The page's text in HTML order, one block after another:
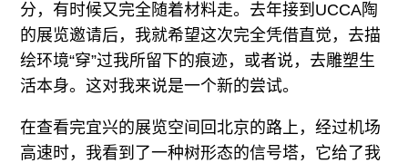
分，有时候又完全随着材料走。去年接到UCCA陶
的展览邀请后，我就希望这次完全凭借直觉，去描
绘环境“穿”过我所留下的痕迹，或者说，去雕塑生
活本身。这对我来说是一个新的尝试。
在查看完宜兴的展览空间回北京的路上，经过机场
高速时，我看到了一种树形态的信号塔，它给了我